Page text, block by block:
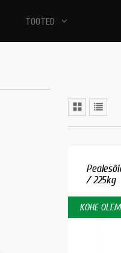
TOOTED
/ 225kg
KOHE